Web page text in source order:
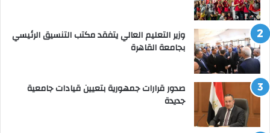
وزير التعليم العالي يتفقد مكتب التنسيق الرئيسي
بجامعة القاهرة
صدور قرارات جمهورية بتعيين قيادات جامعية
جديدة